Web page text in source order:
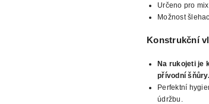
Určeno pro
Možnost
Konstrukční
Na rukojetije
přívodní šňůry.
Perfektní
údržbu.